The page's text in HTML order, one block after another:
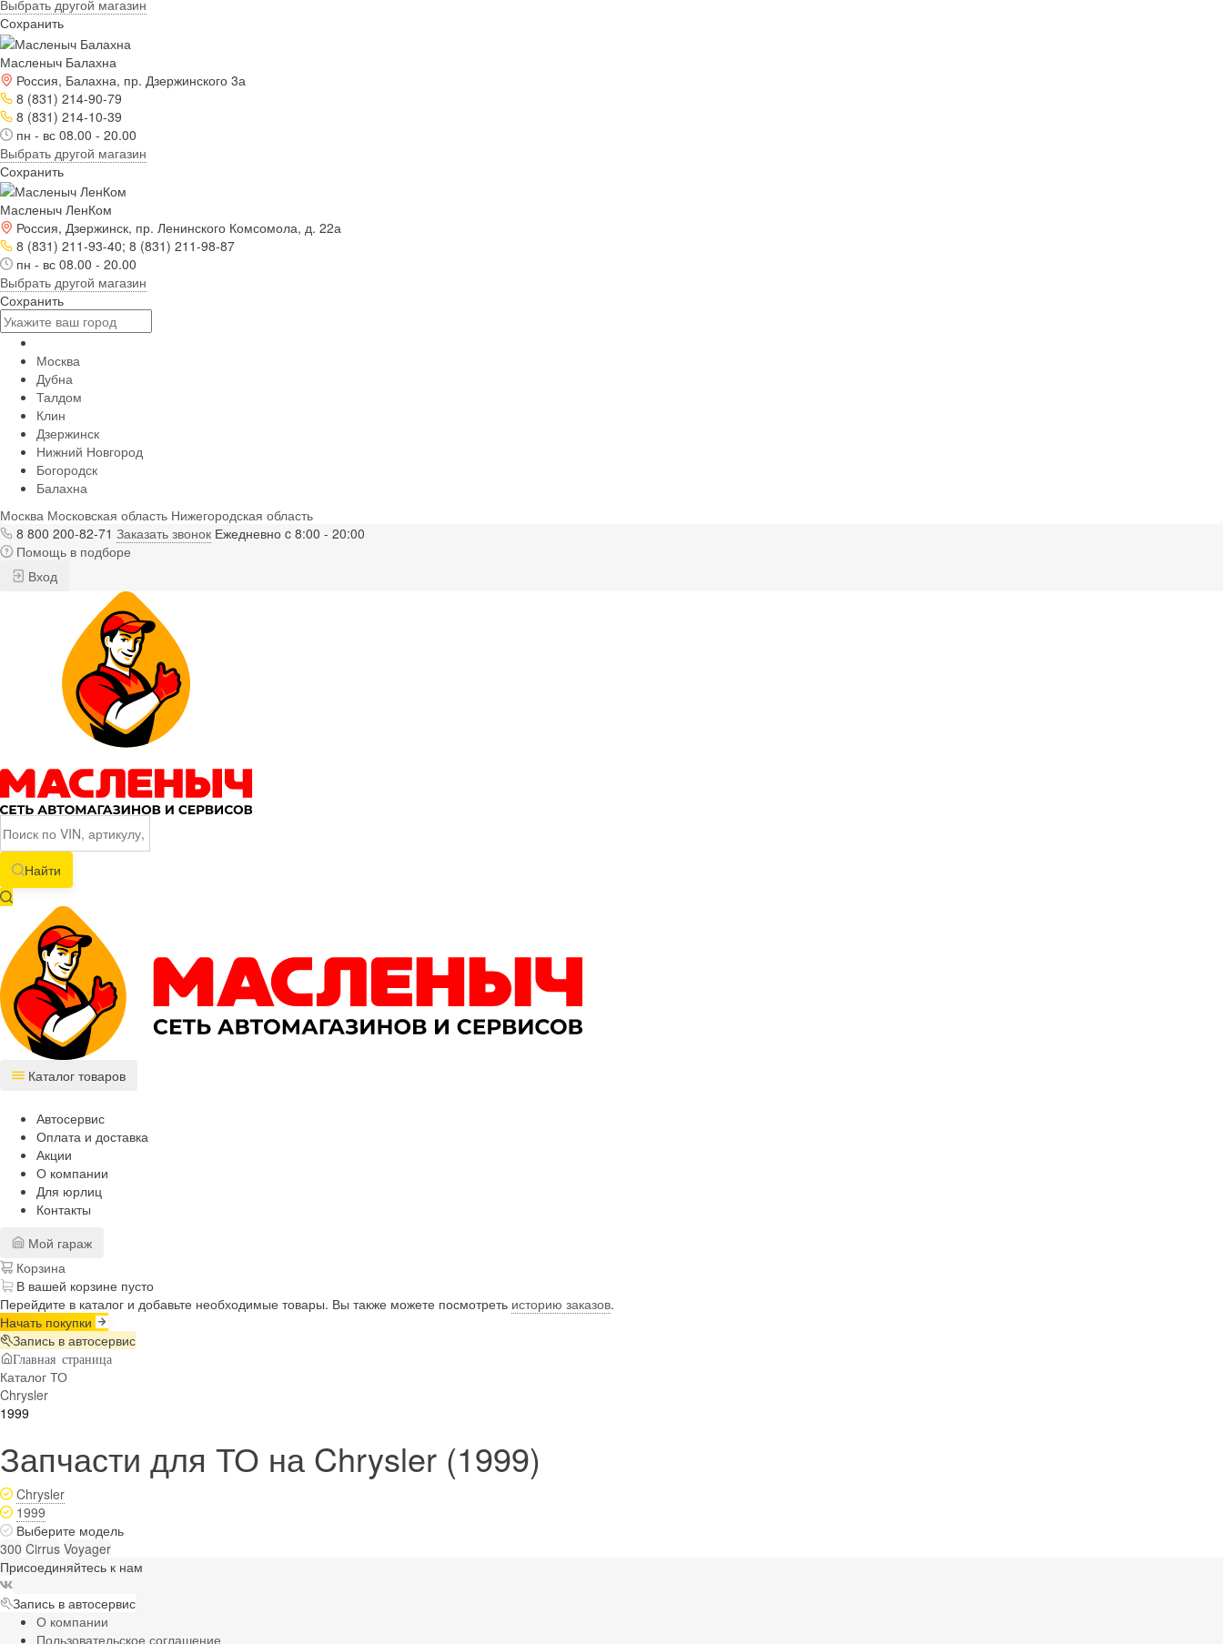
Выбрать другой магазин
Сохранить
Масленыч Балахна
Россия, Балахна, пр. Дзержинского 3а
8 (831) 214-90-79
8 (831) 214-10-39
пн - вс 08.00 - 20.00
Выбрать другой магазин
Сохранить
Масленыч ЛенКом
Россия, Дзержинск, пр. Ленинского Комсомола, д. 22а
8 (831) 211-93-40; 8 (831) 211-98-87
пн - вс 08.00 - 20.00
Выбрать другой магазин
Сохранить
Москва
Дубна
Талдом
Клин
Дзержинск
Нижний Новгород
Богородск
Балахна
Москва Московская область Нижегородская область
8 800 200-82-71 Заказать звонок Ежедневно c 8:00 - 20:00
Помощь в подборе
Вход
Найти
Каталог товаров
Автосервис
Оплата и доставка
Акции
О компании
Для юрлиц
Контакты
Мой гараж
Корзина
В вашей корзине пусто
Перейдите в каталог и добавьте необходимые товары. Вы также можете посмотреть историю заказов.
Начать покупки
Запись в автосервис
Главная страница
Каталог ТО
Chrysler
1999
Запчасти для ТО на Chrysler (1999)
Chrysler
1999
Выберите модель
300 Cirrus Voyager
Присоединяйтесь к нам
Запись в автосервис
О компании
Пользовательское соглашение